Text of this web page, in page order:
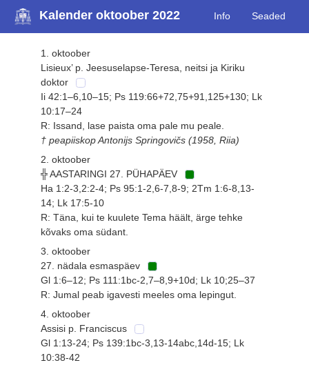
Kalender oktoober 2022 Info Seaded
1. oktoober
Lisieux’ p. Jeesuselapse-Teresa, neitsi ja Kiriku
doktor
Ii 42:1–6,10–15; Ps 119:66+72,75+91,125+130; Lk
10:17–24
R: Issand, lase paista oma pale mu peale.
† peapiiskop Antonijs Springovičs (1958, Riia)
2. oktoober
╬ AASTARINGI 27. PÜHAPÄEV
Ha 1:2-3,2:2-4; Ps 95:1-2,6-7,8-9; 2Tm 1:6-8,13-
14; Lk 17:5-10
R: Täna, kui te kuulete Tema häält, ärge tehke
kõvaks oma südant.
3. oktoober
27. nädala esmaspäev
Gl 1:6–12; Ps 111:1bc-2,7–8,9+10d; Lk 10;25–37
R: Jumal peab igavesti meeles oma lepingut.
4. oktoober
Assisi p. Franciscus
Gl 1:13-24; Ps 139:1bc-3,13-14abc,14d-15; Lk
10:38-42